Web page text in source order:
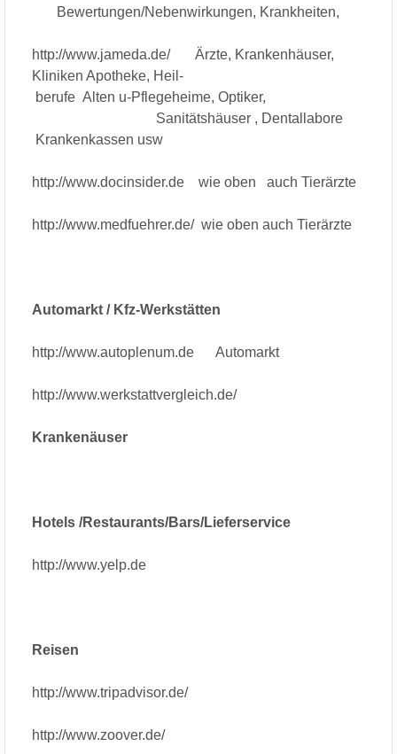
Bewertungen/Nebenwirkungen, Krankheiten,
http://www.jameda.de/ Ärzte, Krankenhäuser,
Kliniken Apotheke, Heil-
berufe Alten u-Pflegeheime, Optiker,
Sanitätshäuser , Dentallabore
Krankenkassen usw
http://www.docinsider.de wie oben auch Tierärzte
http://www.medfuehrer.de/ wie oben auch Tierärzte
Automarkt / Kfz-Werkstätten
http://www.autoplenum.de Automarkt
http://www.werkstattvergleich.de/
Krankenäuser
Hotels /Restaurants/Bars/Lieferservice
http://www.yelp.de
Reisen
http://www.tripadvisor.de/
http://www.zoover.de/